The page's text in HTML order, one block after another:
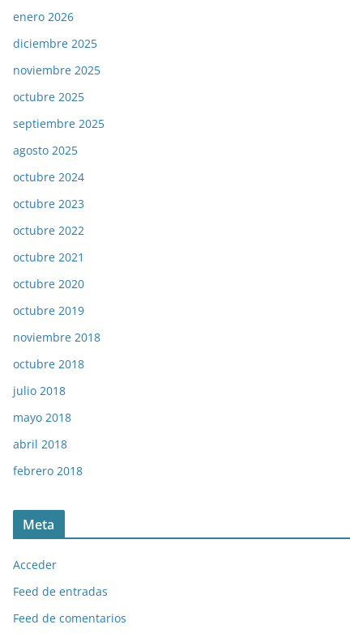
enero 2026
diciembre 2025
noviembre 2025
octubre 2025
septiembre 2025
agosto 2025
octubre 2024
octubre 2023
octubre 2022
octubre 2021
octubre 2020
octubre 2019
noviembre 2018
octubre 2018
julio 2018
mayo 2018
abril 2018
febrero 2018
Meta
Acceder
Feed de entradas
Feed de comentarios